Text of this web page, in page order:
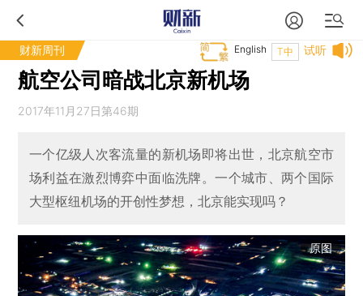
财新周刊 试听
T中
English
航空公司暗战北京新机场
2017年11月27日第46期
一个亿级人次客流量的新机场即将出世，北京航空市
场利益在激烈博弈中面临洗牌。一个城市、两个国际
大型枢纽机场的开创性梦想，北京能实现吗？
原图